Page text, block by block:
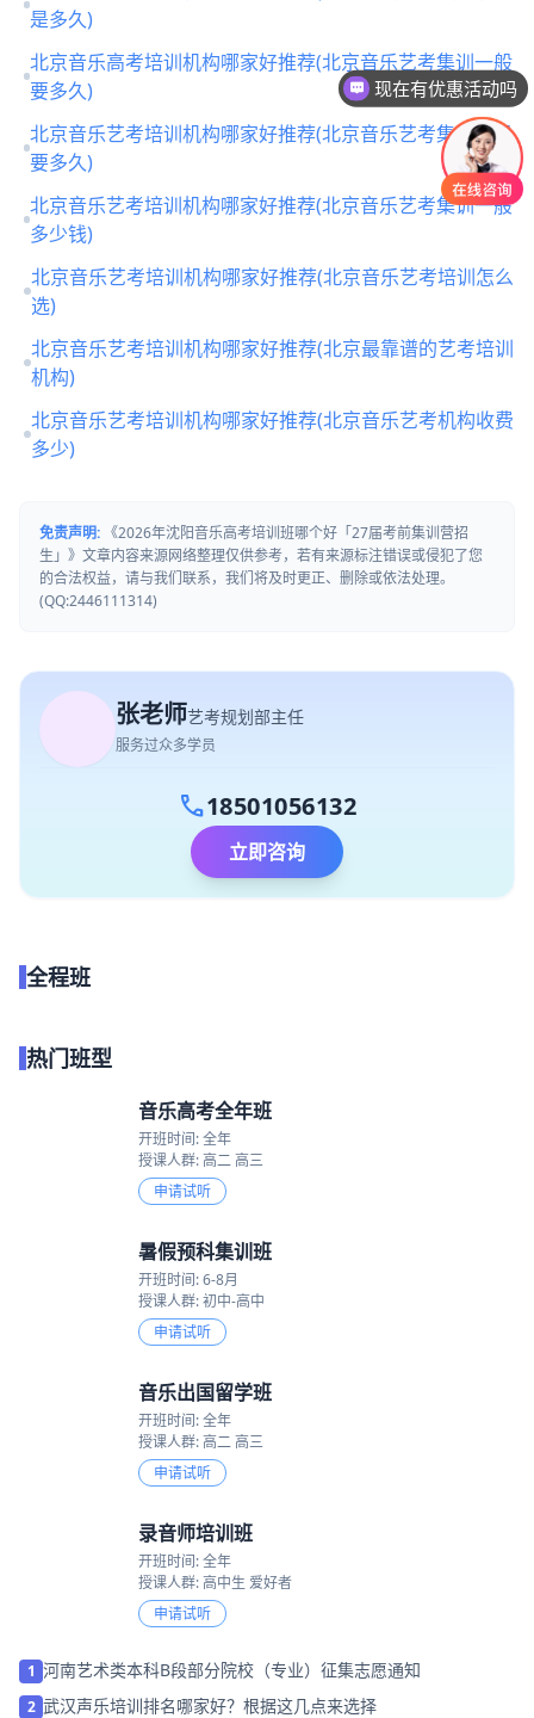
是多久)
北京音乐高考培训机构哪家好推荐(北京音乐艺考集训一般
要多久)
北京音乐艺考培训机构哪家好推荐(北京音乐艺考集训一般
要多久)
北京音乐艺考培训机构哪家好推荐(北京音乐艺考集训一般
多少钱)
北京音乐艺考培训机构哪家好推荐(北京音乐艺考培训怎么
选)
北京音乐艺考培训机构哪家好推荐(北京最靠谱的艺考培训
机构)
北京音乐艺考培训机构哪家好推荐(北京音乐艺考机构收费
多少)
免责声明: 《2026年沈阳音乐高考培训班哪个好「27届考前集训营招
生」》文章内容来源网络整理仅供参考，若有来源标注错误或侵犯了您
的合法权益，请与我们联系，我们将及时更正、删除或依法处理。
(QQ:2446111314)
张老师艺考规划部主任
服务过众多学员
call18501056132
立即咨询
全程班
热门班型
音乐高考全年班
开班时间: 全年
授课人群: 高二 高三
申请试听
暑假预科集训班
开班时间: 6-8月
授课人群: 初中-高中
申请试听
音乐出国留学班
开班时间: 全年
授课人群: 高二 高三
申请试听
录音师培训班
开班时间: 全年
授课人群: 高中生 爱好者
申请试听
1 河南艺术类本科B段部分院校（专业）征集志愿通知
2 武汉声乐培训排名哪家好？根据这几点来选择
现在有优惠活动吗